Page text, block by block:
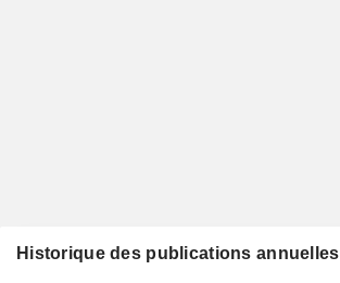
Historique des publications annuelles